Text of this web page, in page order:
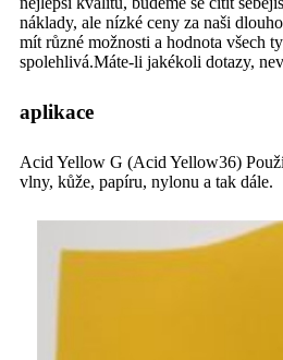
náklady, ale nízké ceny za naši
mít různé možnosti a hodnota všech
spolehlivá.Máte-li jakékoli dotazy,
aplikace
Acid Yellow G (Acid Yellow36)
vlny, kůže, papíru, nylonu a tak dále.